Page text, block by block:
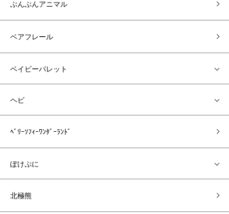
ぶんぶんアニマル
ベアフレール
ベイビーパレット
ヘビ
ﾍﾞﾘｰｿﾌｨｰﾜﾝﾀﾞｰﾗﾝﾄﾞ
ぽけぷに
北極熊